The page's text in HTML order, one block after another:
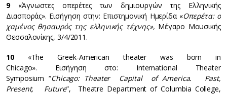
9«Άγνωστες οπερέτες των δημιουργών της Ελληνικής
Διασποράς». Εισήγηση στην: Επιστημονική Ημερίδα «Οπερέτα: ο
χαμένος θησαυρός της ελληνικής τέχνης», Μέγαρο Μουσικής
Θεσσαλονίκης, 3/4/2011.
10«The Greek-American theater was born in
Chicago». Εισήγηση στο: International Theater
Symposium “Chicago: Theater Capital of America. Past,
Present, Future”, Theatre Department of Columbia College,